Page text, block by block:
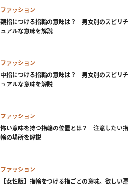
ファッション
親指につける指輪の意味は？ 男女別のスピリチ
ュアルな意味を解説
ファッション
中指につける指輪の意味は？ 男女別のスピリチ
ュアルな意味を解説
ファッション
怖い意味を持つ指輪の位置とは？ 注意したい指
輪の場所を解説
ファッション
【女性版】指輪をつける指ごとの意味。欲しい運